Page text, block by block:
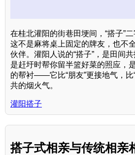
在桂北灌阳的街巷田埂间，“搭子”
这不是麻将桌上固定的牌友，也不
伙伴。灌阳人说的“搭子”，是田间
是赶圩时帮你留半篮好菜的照应，
的帮衬——它比“朋友”更接地气，比
共的烟火气。
灌阳搭子
搭子式相亲与传统相亲